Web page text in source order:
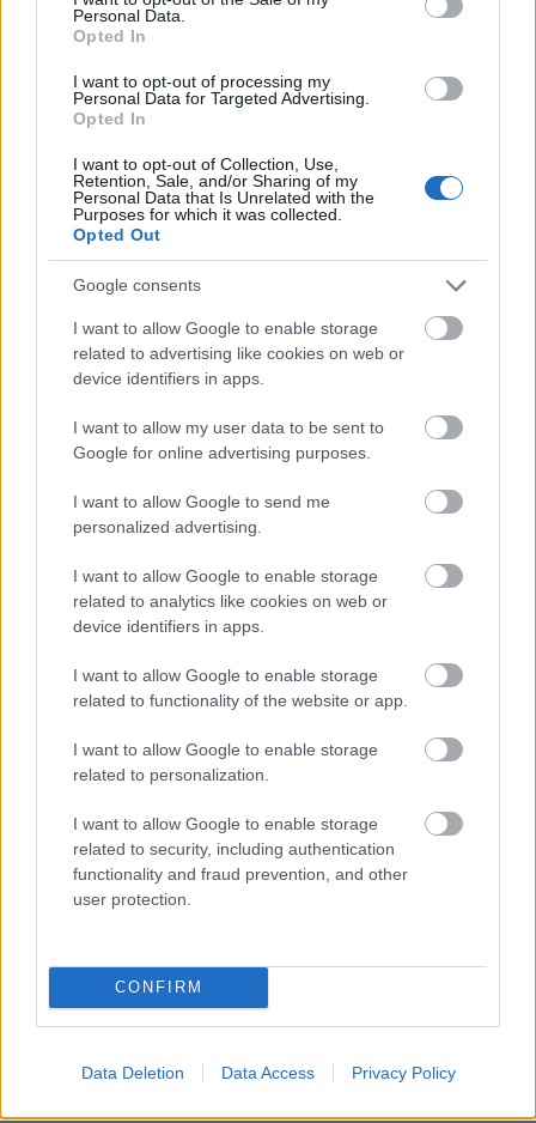
Personal Data.
Opted In
I want to opt-out of processing my
Personal Data for Targeted Advertising.
Opted In
I want to opt-out of Collection, Use,
Retention, Sale, and/or Sharing of my
Personal Data that Is Unrelated with the
Purposes for which it was collected.
Opted Out
Google consents
I want to allow Google to enable storage
related to advertising like cookies on web or
device identifiers in apps.
I want to allow my user data to be sent to
Google for online advertising purposes.
I want to allow Google to send me
personalized advertising.
I want to allow Google to enable storage
related to analytics like cookies on web or
device identifiers in apps.
I want to allow Google to enable storage
related to functionality of the website or app.
I want to allow Google to enable storage
related to personalization.
I want to allow Google to enable storage
related to security, including authentication
functionality and fraud prevention, and other
user protection.
CONFIRM
Data Deletion Data Access Privacy Policy
Amire többmillióan vártunk: szombattól másodfokúra
csökken a riasztás
MAGYAR ÉPÍTŐK
autópálya útépítés M1-es autópálya Bicske
M1 bővítés: már zajlik a teljesen új Bicske Kelet
Tizenegy meglévő csomópontot korszerűsít és négy új,
bővítésénél.
Új gyalogosátkelők és jelzőlámpás
csomópont épül Angyalföldön
Másfélszeresére bővítik
Hódmezővásárhely jó hírű református